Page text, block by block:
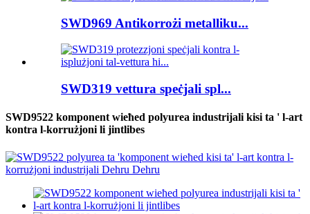
SWD969 Antikorrożi metalliku...
SWD319 vettura speċjali spl...
SWD9522 komponent wieħed polyurea industrijali kisi ta ' l-art
kontra l-korrużjoni li jintlibes